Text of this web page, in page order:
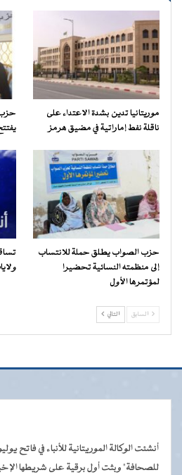
موريتانيا تدين بشدة الاعتداء على
ناقلة نفط إماراتية في مضيق هرمز
حزب
حزب الصواب يطلق حملة للانتساب
إلى منظمته النسائية تحضيرا
لمؤتمرها الأول
السابق التالي
للصحافة" وبثت أول برقية على شريطها